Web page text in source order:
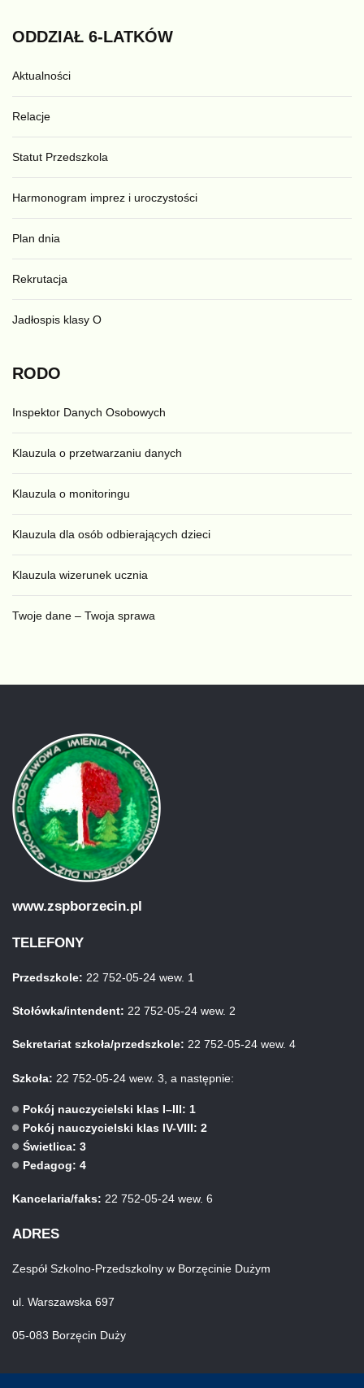
ODDZIAŁ 6-LATKÓW
Aktualności
Relacje
Statut Przedszkola
Harmonogram imprez i uroczystości
Plan dnia
Rekrutacja
Jadłospis klasy O
RODO
Inspektor Danych Osobowych
Klauzula o przetwarzaniu danych
Klauzula o monitoringu
Klauzula dla osób odbierających dzieci
Klauzula wizerunek ucznia
Twoje dane – Twoja sprawa
www.zspborzecin.pl
TELEFONY
Przedszkole: 22 752-05-24 wew. 1
Stołówka/intendent: 22 752-05-24 wew. 2
Sekretariat szkoła/przedszkole: 22 752-05-24 wew. 4
Szkoła: 22 752-05-24 wew. 3, a następnie:
Pokój nauczycielski klas I–III: 1
Pokój nauczycielski klas IV-VIII: 2
Świetlica: 3
Pedagog: 4
Kancelaria/faks: 22 752-05-24 wew. 6
ADRES
Zespół Szkolno-Przedszkolny w Borzęcinie Dużym
ul. Warszawska 697
05-083 Borzęcin Duży